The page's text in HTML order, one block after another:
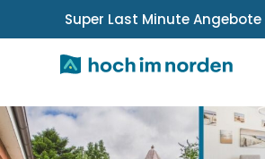
Super Last Minute